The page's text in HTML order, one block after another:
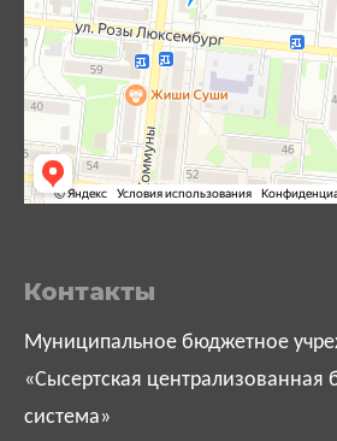
Контакты
Муниципальное бюджетное
«Сысертская централизованная
система»